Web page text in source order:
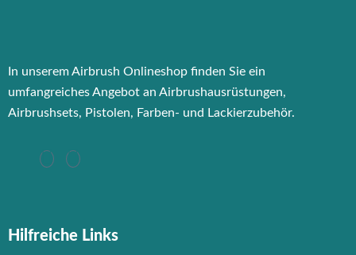
In unserem Airbrush Onlineshop finden Sie ein
umfangreiches Angebot an Airbrushausrüstungen,
Airbrushsets, Pistolen, Farben- und Lackierzubehör.
Hilfreiche Links